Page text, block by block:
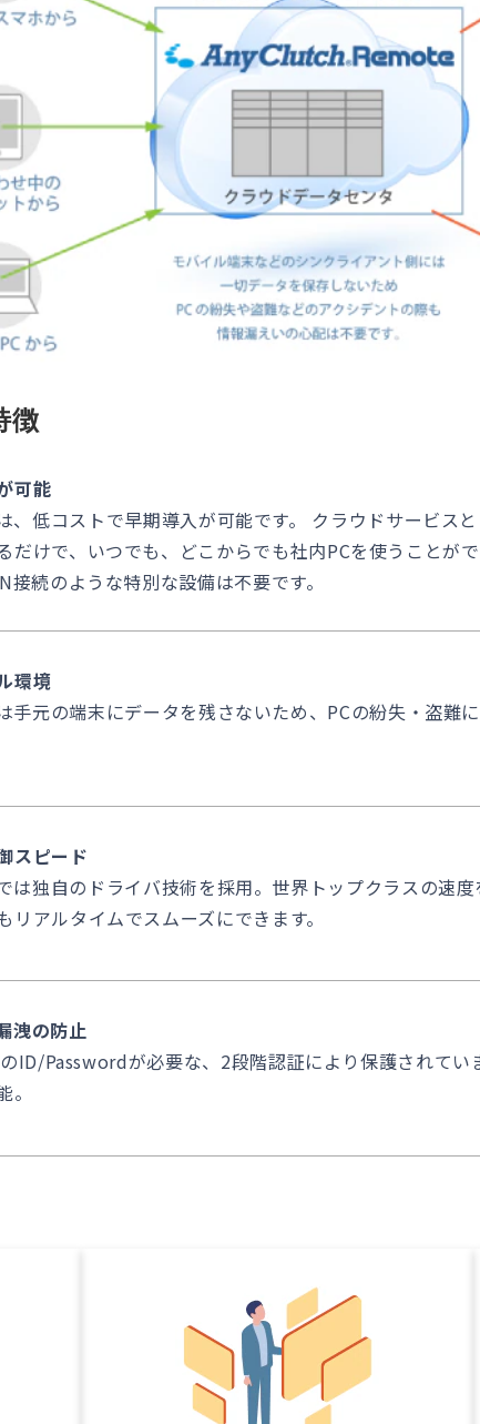
徴
可能
低コストで早期導入が可能です。 クラウドサービス
だけで、いつでも、どこからでも社内PCを使うことが
接続のような特別な設備は不要です。
環境
元の端末にデータを残さないため、PCの紛失・盗難
スピード
独自のドライバ技術を採用。世界トップクラスの速
リアルタイムでスムーズにできます。
洩の防止
ID/Passwordが必要な、2段階認証により保護されて